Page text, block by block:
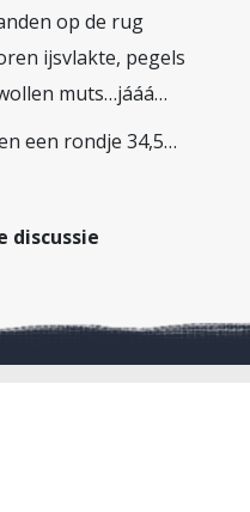
op de rug
ijsvlakte, pegels
muts…jááá…
een rondje 34,5…
discussie